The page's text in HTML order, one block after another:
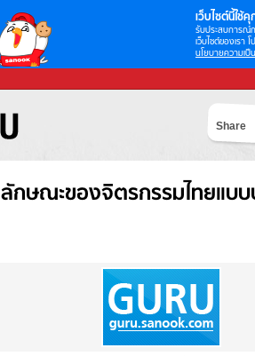
เว็บไซต์นี้ใช้คุ
รับประสบการณ์
เว็บไซต์ของเรา
นโยบายความเป็
Share
ลักษณะของจิตรกรรมไทยแบบ